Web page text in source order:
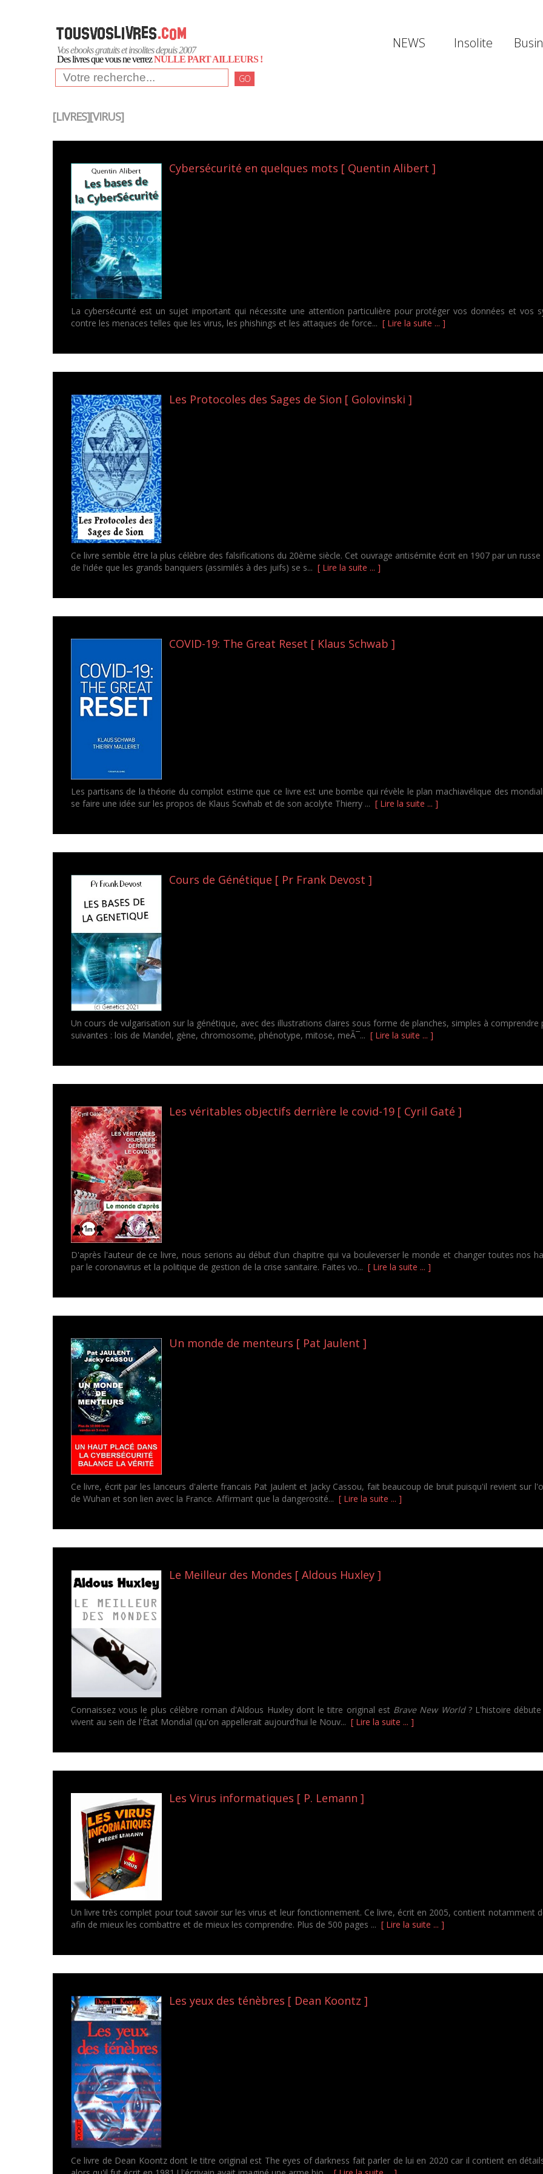
Vos ebooks gratuits et insolites depuis 2007
Des livres que vous ne verrezNULLE PART AILLEURS !
GO
NEWS Insolite
[LIVRES][VIRUS]
Cybersécurité en quelques mots [ Quentin Alibert ]
La cybersécurité est un sujet important qui nécessite une attention particulière pour protéger vos données et vos
contre les menaces telles que les virus, les phishings et les attaques de force... [ Lire la suite ... ]
Les Protocoles des Sages de Sion [ Golovinski ]
Ce livre semble être la plus célèbre des falsifications du 20ème siècle. Cet ouvrage antisémite écrit en 1907 par un
de l'idée que les grands banquiers (assimilés à des juifs) se s... [ Lire la suite ... ]
COVID-19: The Great Reset [ Klaus Schwab ]
Les partisans de la théorie du complot estime que ce livre est une bombe qui révèle le plan machiavélique des
se faire une idée sur les propos de Klaus Scwhab et de son acolyte Thierry ... [ Lire la suite ... ]
Cours de Génétique [ Pr Frank Devost ]
Un cours de vulgarisation sur la génétique, avec des illustrations claires sous forme de planches, simples à
suivantes : lois de Mandel, gène, chromosome, phénotype, mitose, meÃ¯... [ Lire la suite ... ]
Les véritables objectifs derrière le covid-19 [ Cyril Gaté ]
D'après l'auteur de ce livre, nous serions au début d'un chapitre qui va bouleverser le monde et changer toutes nos
par le coronavirus et la politique de gestion de la crise sanitaire. Faites vo... [ Lire la suite ... ]
Un monde de menteurs [ Pat Jaulent ]
Ce livre, écrit par les lanceurs d'alerte francais Pat Jaulent et Jacky Cassou, fait beaucoup de bruit puisqu'il revient sur
de Wuhan et son lien avec la France. Affirmant que la dangerosité... [ Lire la suite ... ]
Le Meilleur des Mondes [ Aldous Huxley ]
Connaissez vous le plus célèbre roman d'Aldous Huxley dont le titre original est Brave New World? L'histoire
vivent au sein de l'État Mondial (qu'on appellerait aujourd'hui le Nouv... [ Lire la suite ... ]
Les Virus informatiques [ P. Lemann ]
Un livre très complet pour tout savoir sur les virus et leur fonctionnement. Ce livre, écrit en 2005, contient notamment
afin de mieux les combattre et de mieux les comprendre. Plus de 500 pages ... [ Lire la suite ... ]
Les yeux des ténèbres [ Dean Koontz ]
Ce livre de Dean Koontz dont le titre original est The eyes of darkness fait parler de lui en 2020 car il contient en